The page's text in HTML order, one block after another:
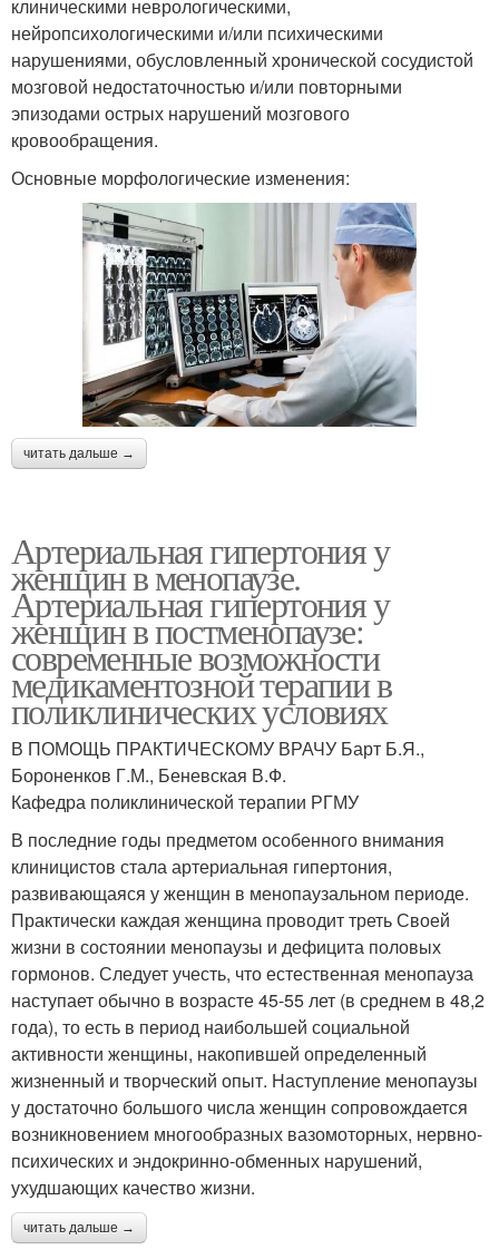
клиническими неврологическими,
нейропсихологическими и/или психическими
нарушениями, обусловленный хронической сосудистой
мозговой недостаточностью и/или повторными
эпизодами острых нарушений мозгового
кровообращения.
Основные морфологические изменения:
читать дальше →
Артериальная гипертония у
женщин в менопаузе.
Артериальная гипертония у
женщин в постменопаузе:
современные возможности
медикаментозной терапии в
поликлинических условиях
В ПОМОЩЬ ПРАКТИЧЕСКОМУ ВРАЧУ Барт Б.Я.,
Бороненков Г.М., Беневская В.Ф.
Кафедра поликлинической терапии РГМУ
В последние годы предметом особенного внимания
клиницистов стала артериальная гипертония,
развивающаяся у женщин в менопаузальном периоде.
Практически каждая женщина проводит треть Своей
жизни в состоянии менопаузы и дефицита половых
гормонов. Следует учесть, что естественная менопауза
наступает обычно в возрасте 45-55 лет (в среднем в 48,2
года), то есть в период наибольшей социальной
активности женщины, накопившей определенный
жизненный и творческий опыт. Наступление менопаузы
у достаточно большого числа женщин сопровождается
возникновением многообразных вазомоторных, нервно-
психических и эндокринно-обменных нарушений,
ухудшающих качество жизни.
читать дальше →